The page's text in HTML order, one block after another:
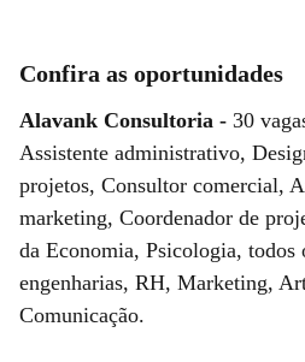
Confira as oportunidades
Alavank Consultoria - 30
Assistente administrativo,
projetos, Consultor comercial,
marketing, Coordenador de
da Economia, Psicologia, todos
engenharias, RH, Marketing,
Comunicação.